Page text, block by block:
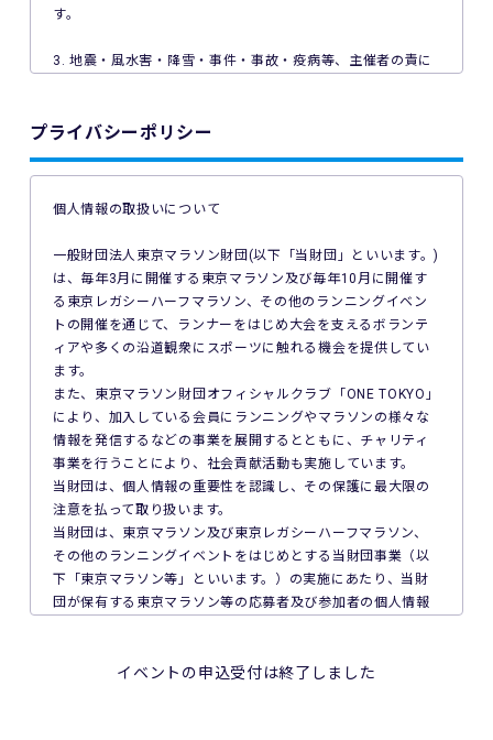
す。
3. 地震・風水害・降雪・事件・事故・疫病等、主催者の責に
トへのエントリーができない場合があります。ご利用の端末
の非対応、インターネット回線の不具合などにより本イベン
切の責任を負いません。
5. 公共交通機関の遅延、道路事情その他いかなる理由による
本イベントへの参加の遅刻又は不参加であっても、主催者は
一切責任を負わず、本イベントの参加料の返金等は一切行い
ません。
6. 本イベントの参加料についての領収証は発行いたしませ
ん。
7. 主催者は本イベントの参加者の疾病や紛失、その他の事故
に際し、主催者に故意又は重過失がある場合を除き、主催者
が加入する保険の給付額以上の損害を賠償する責任を負いま
せん。なお、本イベントの参加者は、自己の健康状態や体調
に注意を払うものとします。
8. 本イベント中の映像・写真・記事・記録・参加者の氏名、
のテレビ・新聞・雑誌・SNS・インターネット等での掲載及
び利用の権利は主催者に属します。
プライバシーポリシー
個人情報の取扱いについて
一般財団法人東京マラソン財団(以下「当財団」といいます。)
は、毎年3月に開催する東京マラソン及び毎年10月に開催す
る東京レガシーハーフマラソン、その他のランニングイベン
トの開催を通じて、ランナーをはじめ大会を支えるボランテ
ィアや多くの沿道観衆にスポーツに触れる機会を提供してい
ます。
また、東京マラソン財団オフィシャルクラブ「ONE TOKYO」
により、加入している会員にランニングやマラソンの様々な
情報を発信するなどの事業を展開するとともに、チャリティ
事業を行うことにより、社会貢献活動も実施しています。
当財団は、個人情報の重要性を認識し、その保護に最大限の
注意を払って取り扱います。
当財団は、東京マラソン及び東京レガシーハーフマラソン、
その他のランニングイベントをはじめとする当財団事業（以
下「東京マラソン等」といいます。）の実施にあたり、当財
団が保有する東京マラソン等の応募者及び参加者の個人情報
1. 法令、国が定める指針その他の規範の遵守について
イベントの申込受付は終了しました